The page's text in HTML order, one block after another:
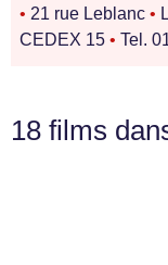
• 21 rue Leblanc •
CEDEX 15 • Tel.
18 films